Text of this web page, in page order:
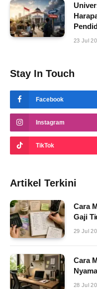
23 Jul
Stay In Touch
Facebook
Instagram
TikTok
Artikel Terkini
Cara
Gaji
29 Jul
Cara
28 Jul